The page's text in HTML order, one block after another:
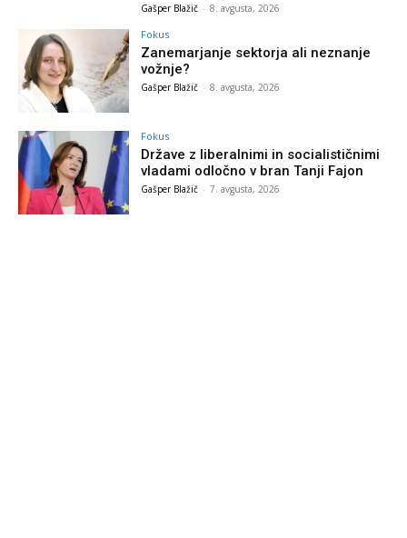
Gašper Blažič - 8. avgusta, 2026
Fokus
Zanemarjanje sektorja ali neznanje
vožnje?
Gašper Blažič - 8. avgusta, 2026
Fokus
Države z liberalnimi in socialističnimi
vladami odločno v bran Tanji Fajon
Gašper Blažič - 7. avgusta, 2026